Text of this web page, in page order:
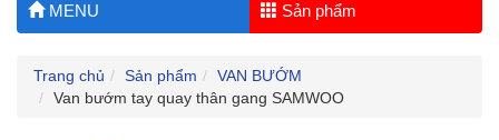
MENU Sản phẩm
Trang chủ Sản phẩm
VAN BƯỚM
Van bướm tay quay thân gang SAMWOO